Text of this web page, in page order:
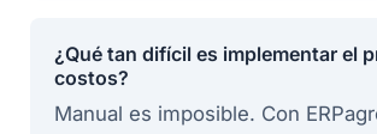
¿Qué tan difícil es implementar el
costos?
Manual es imposible. Con